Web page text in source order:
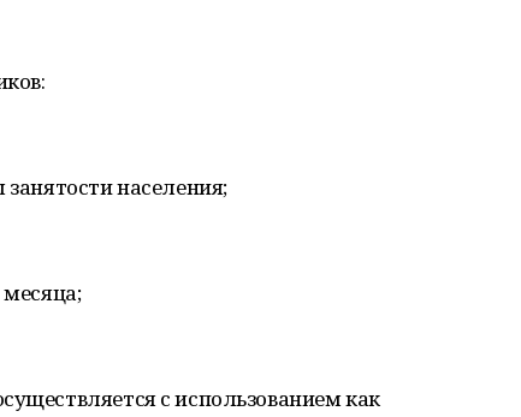
населения;
с использованием как